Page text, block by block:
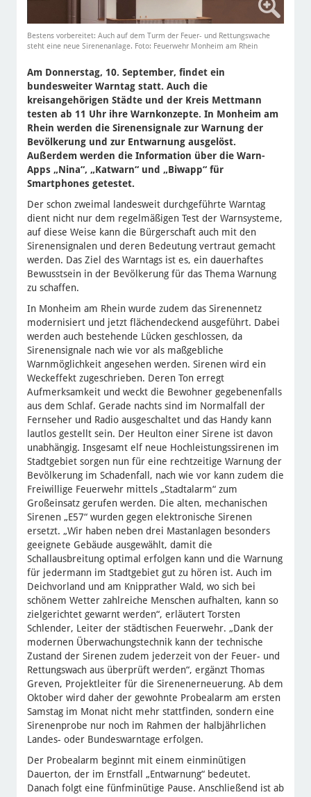
Bestens vorbereitet: Auch auf dem Turm der Feuer- und Rettungswache
steht eine neue Sirenenanlage. Foto: Feuerwehr Monheim am Rhein
Am Donnerstag, 10. September, findet ein
bundesweiter Warntag statt. Auch die
kreisangehörigen Städte und der Kreis Mettmann
testen ab 11 Uhr ihre Warnkonzepte. In Monheim am
Rhein werden die Sirenensignale zur Warnung der
Bevölkerung und zur Entwarnung ausgelöst.
Außerdem werden die Information über die Warn-
Apps „Nina“, „Katwarn“ und „Biwapp“ für
Smartphones getestet.
Der schon zweimal landesweit durchgeführte Warntag
dient nicht nur dem regelmäßigen Test der Warnsysteme,
auf diese Weise kann die Bürgerschaft auch mit den
Sirenensignalen und deren Bedeutung vertraut gemacht
werden. Das Ziel des Warntags ist es, ein dauerhaftes
Bewusstsein in der Bevölkerung für das Thema Warnung
zu schaffen.
In Monheim am Rhein wurde zudem das Sirenennetz
modernisiert und jetzt flächendeckend ausgeführt. Dabei
werden auch bestehende Lücken geschlossen, da
Sirenensignale nach wie vor als maßgebliche
Warnmöglichkeit angesehen werden. Sirenen wird ein
Weckeffekt zugeschrieben. Deren Ton erregt
Aufmerksamkeit und weckt die Bewohner gegebenenfalls
aus dem Schlaf. Gerade nachts sind im Normalfall der
Fernseher und Radio ausgeschaltet und das Handy kann
lautlos gestellt sein. Der Heulton einer Sirene ist davon
unabhängig. Insgesamt elf neue Hochleistungssirenen im
Stadtgebiet sorgen nun für eine rechtzeitige Warnung der
Bevölkerung im Schadenfall, nach wie vor kann zudem die
Freiwillige Feuerwehr mittels „Stadtalarm“ zum
Großeinsatz gerufen werden. Die alten, mechanischen
Sirenen „E57“ wurden gegen elektronische Sirenen
ersetzt. „Wir haben neben drei Mastanlagen besonders
geeignete Gebäude ausgewählt, damit die
Schallausbreitung optimal erfolgen kann und die Warnung
für jedermann im Stadtgebiet gut zu hören ist. Auch im
Deichvorland und am Knipprather Wald, wo sich bei
schönem Wetter zahlreiche Menschen aufhalten, kann so
zielgerichtet gewarnt werden“, erläutert Torsten
Schlender, Leiter der städtischen Feuerwehr. „Dank der
modernen Überwachungstechnik kann der technische
Zustand der Sirenen zudem jederzeit von der Feuer- und
Rettungswach aus überprüft werden“, ergänzt Thomas
Greven, Projektleiter für die Sirenenerneuerung. Ab dem
Oktober wird daher der gewohnte Probealarm am ersten
Samstag im Monat nicht mehr stattfinden, sondern eine
Sirenenprobe nur noch im Rahmen der halbjährlichen
Landes- oder Bundeswarntage erfolgen.
Der Probealarm beginnt mit einem einminütigen
Dauerton, der im Ernstfall „Entwarnung“ bedeutet.
Danach folgt eine fünfminütige Pause. Anschließend ist ab